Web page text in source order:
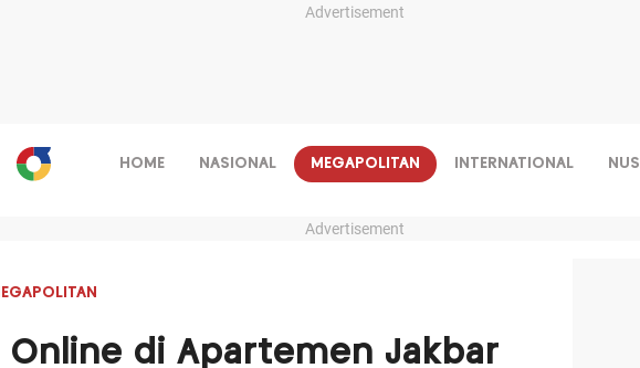
Advertisement
HOME NASIONAL MEGAPOLITAN INTERNATIONAL
Advertisement
Online di Apartemen Jakbar